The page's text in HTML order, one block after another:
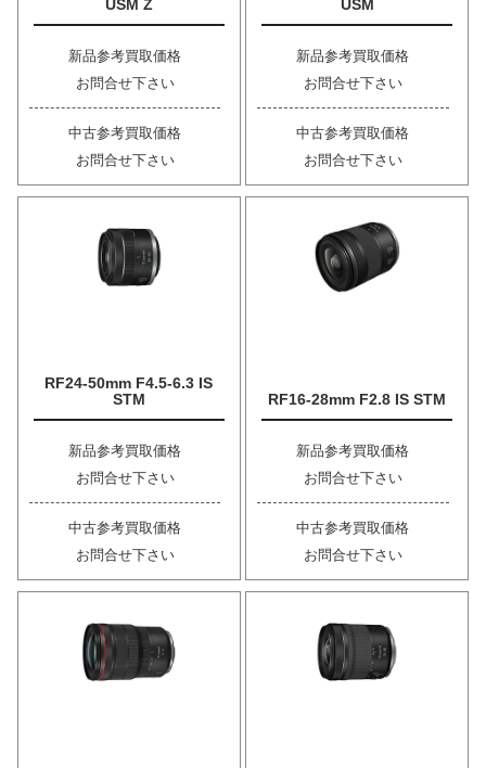
USM Z
新品参考買取価格
お問合せ下さい
中古参考買取価格
お問合せ下さい
USM
新品参考買取価格
お問合せ下さい
中古参考買取価格
お問合せ下さい
RF24-50mm F4.5-6.3 IS
STM
新品参考買取価格
お問合せ下さい
中古参考買取価格
お問合せ下さい
RF16-28mm F2.8 IS STM
新品参考買取価格
お問合せ下さい
中古参考買取価格
お問合せ下さい